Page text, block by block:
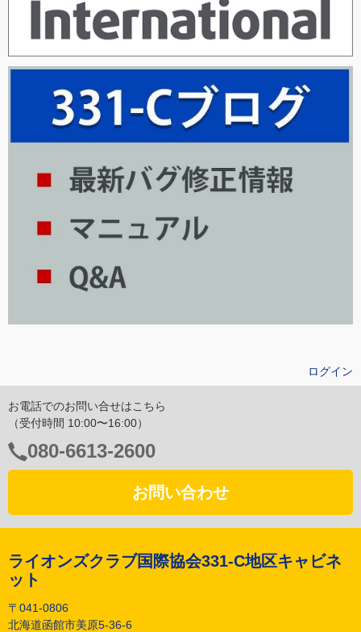
ログイン
お電話でのお問い合せはこちら
（受付時間 10:00〜16:00）
電
話
号：
080-6613-2600
お問い合わせ
ライオンズクラブ国際協会331-C地区キャビネ
ット
〒041-0806
北海道函館市美原5-36-6